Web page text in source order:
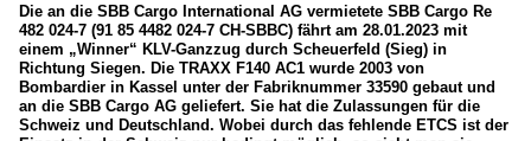
Die an die SBB Cargo International AG vermietete SBB Cargo Re
482 024-7 (91 85 4482 024-7 CH-SBBC) fährt am 28.01.2023 mit
einem „Winner“ KLV-Ganzzug durch Scheuerfeld (Sieg) in
Richtung Siegen. Die TRAXX F140 AC1 wurde 2003 von
Bombardier in Kassel unter der Fabriknummer 33590 gebaut und
an die SBB Cargo AG geliefert. Sie hat die Zulassungen für die
Schweiz und Deutschland. Wobei durch das fehlende ETCS ist der